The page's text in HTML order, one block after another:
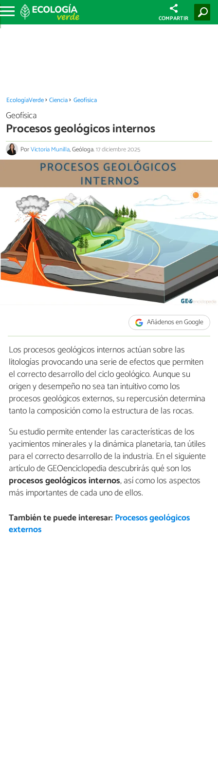
COMPARTIR
EcologíaVerde Ciencia Geofísica
Geofísica
Procesos geológicos internos
PorVictoria Munilla, Geóloga.17 diciembre 2025
Añádenos en Google
Los procesos geológicos internos actúan sobre las
litologías provocando una serie de efectos que permiten
el correcto desarrollo del ciclo geológico. Aunque su
origen y desempeño no sea tan intuitivo como los
procesos geológicos externos, su repercusión determina
tanto la composición como la estructura de las rocas.
Su estudio permite entender las características de los
yacimientos minerales y la dinámica planetaria, tan útiles
para el correcto desarrollo de la industria. En el siguiente
artículo de GEOenciclopedia descubrirás qué son los
procesos geológicos internos, así como los aspectos
más importantes de cada uno de ellos.
También te puede interesar: Procesos geológicos
externos